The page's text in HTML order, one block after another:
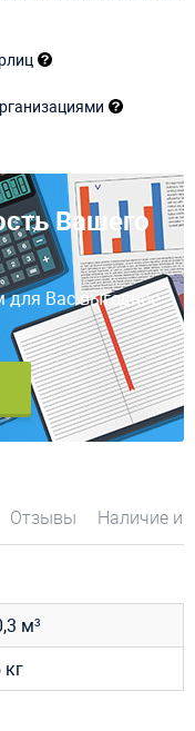
Вашего
для Вас выгодное
Отзывы Наличие и
м³
кг